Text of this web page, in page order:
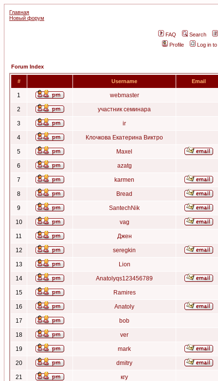
Главная
Новый форум
FAQ
Search
Profile
Log in
Forum Index
# Username Email
1 webmaster
2 участник семинара
3 ir
4 Клочкова Екатерина Виктро
5 Maxel
6 azatg
7 karmen
8 Bread
9 SantechNik
10 vag
11 Джен
12 seregkin
13 Lion
14 Anatolyqs123456789
15 Ramires
16 Anatoly
17 bob
18 ver
19 mark
20 dmitry
21 кгу